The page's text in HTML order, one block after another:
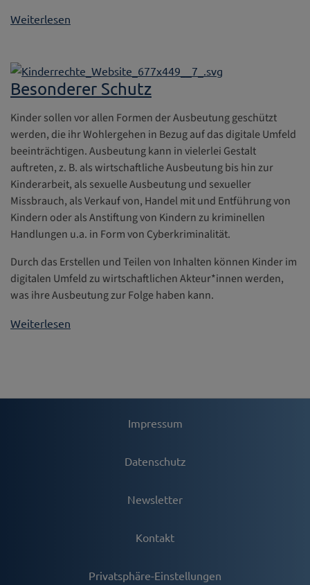
Weiterlesen
Besonderer Schutz
Kinder sollen vor allen Formen der Ausbeutung geschützt
werden, die ihr Wohlergehen in Bezug auf das digitale Umfeld
beeinträchtigen. Ausbeutung kann in vielerlei Gestalt
auftreten, z. B. als wirtschaftliche Ausbeutung bis hin zur
Kinderarbeit, als sexuelle Ausbeutung und sexueller
Missbrauch, als Verkauf von, Handel mit und Entführung von
Kindern oder als Anstiftung von Kindern zu kriminellen
Handlungen u.a. in Form von Cyberkriminalität.
Durch das Erstellen und Teilen von Inhalten können Kinder im
digitalen Umfeld zu wirtschaftlichen Akteur*innen werden,
was ihre Ausbeutung zur Folge haben kann.
Weiterlesen
Impressum
Datenschutz
Newsletter
Kontakt
Privatsphäre-Einstellungen